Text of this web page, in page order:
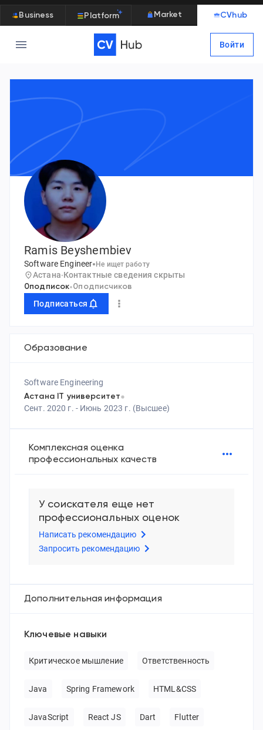
Business Platform Market CVhub
Войти
Ramis Beyshembiev
Software Engineer Не ищет работу
Астана Контактные сведения скрыты
0подписок 0подписчиков
Подписаться
Образование
Software Engineering
Астана IT университет
Сент. 2020 г. - Июнь 2023 г. (Высшее)
Комплексная оценка
профессиональных качеств
У соискателя еще нет
профессиональных оценок
Написать рекомендацию
Запросить рекомендацию
Дополнительная информация
Ключевые навыки
Критическое мышление Ответственность
Java Spring Framework HTML&CSS
JavaScript React JS Dart Flutter